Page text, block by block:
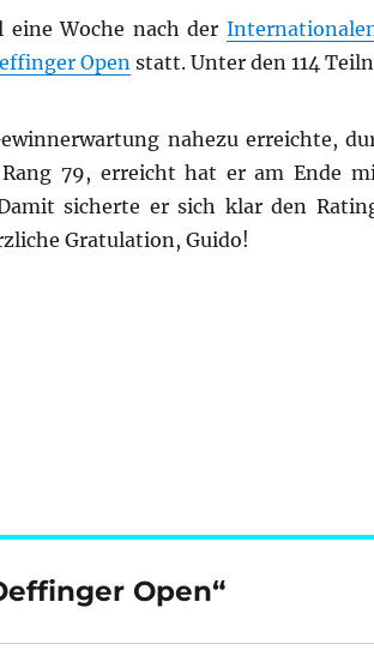
eine Woche nach der
Openstatt. Unter den 114
nahezu erreichte,
79, erreicht hat er am Ende
sicherte er sich klar den
Gratulation, Guido!
Open“